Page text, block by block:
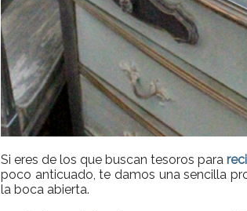
Si eres de los que buscan tesoros para
poco anticuado, te damos una sencilla
la boca abierta.